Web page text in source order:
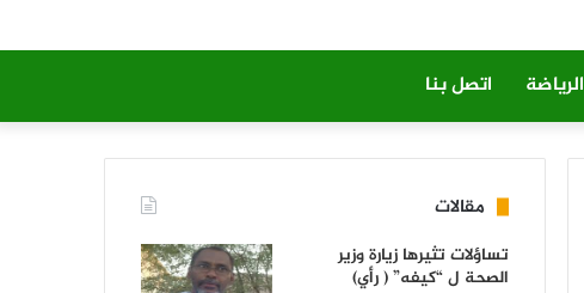
الرياضة اتصل بنا
مقالات
تساؤلات تثيرها زيارة وزير
الصحة ل “كيفه” ( رأي)